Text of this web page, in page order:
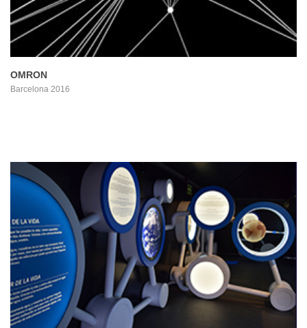
OMRON
Barcelona 2016
PROYECTO